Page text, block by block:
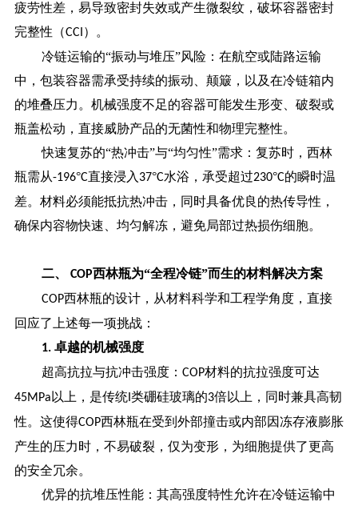
疲劳性差，易导致密封失效或产生微裂纹，破坏容器密封
完整性（CCI）。
冷链运输的“振动与堆压”风险：在航空或陆路运输
中，包装容器需承受持续的振动、颠簸，以及在冷链箱内
的堆叠压力。机械强度不足的容器可能发生形变、破裂或
瓶盖松动，直接威胁产品的无菌性和物理完整性。
快速复苏的“热冲击”与“均匀性”需求：复苏时，西林
瓶需从-196°C直接浸入 37°C水浴，承受超过230°C的瞬时温
差。材料必须能抵抗热冲击，同时具备优良的热传导性，
确保内容物快速、均匀解冻，避免局部过热损伤细胞。
二、 COP西林瓶为“全程冷链”而生的材料解决方案
COP西林瓶的设计，从材料科学和工程学角度，直接
回应了上述每一项挑战：
1. 卓越的机械强度
超高抗拉与抗冲击强度： COP材料的抗拉强度可达
45MPa 以上，是传统I类硼硅玻璃的3倍以上，同时兼具高韧
性。这使得COP西林瓶在受到外部撞击或内部因冻存液膨胀
产生的压力时，不易破裂，仅为变形，为细胞提供了更高
的安全冗余。
优异的抗堆压性能：其高强度特性允许在冷链运输中